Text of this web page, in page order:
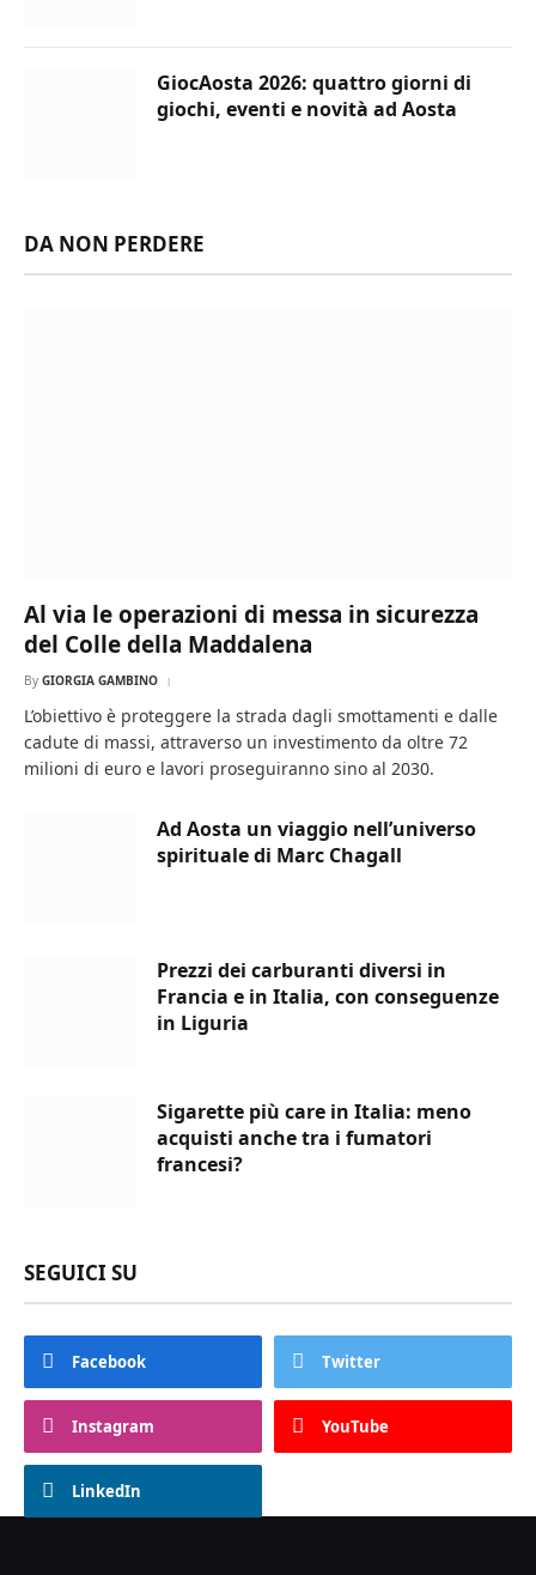
GiocAosta 2026: quattro giorni di
giochi, eventi e novità ad Aosta
DA NON PERDERE
Al via le operazioni di messa in sicurezza
del Colle della Maddalena
By GIORGIA GAMBINO
L’obiettivo è proteggere la strada dagli smottamenti e dalle
cadute di massi, attraverso un investimento da oltre 72
milioni di euro e lavori proseguiranno sino al 2030.
Ad Aosta un viaggio nell’universo
spirituale di Marc Chagall
Prezzi dei carburanti diversi in
Francia e in Italia, con conseguenze
in Liguria
Sigarette più care in Italia: meno
acquisti anche tra i fumatori
francesi?
SEGUICI SU
Facebook Twitter
Instagram YouTube
LinkedIn